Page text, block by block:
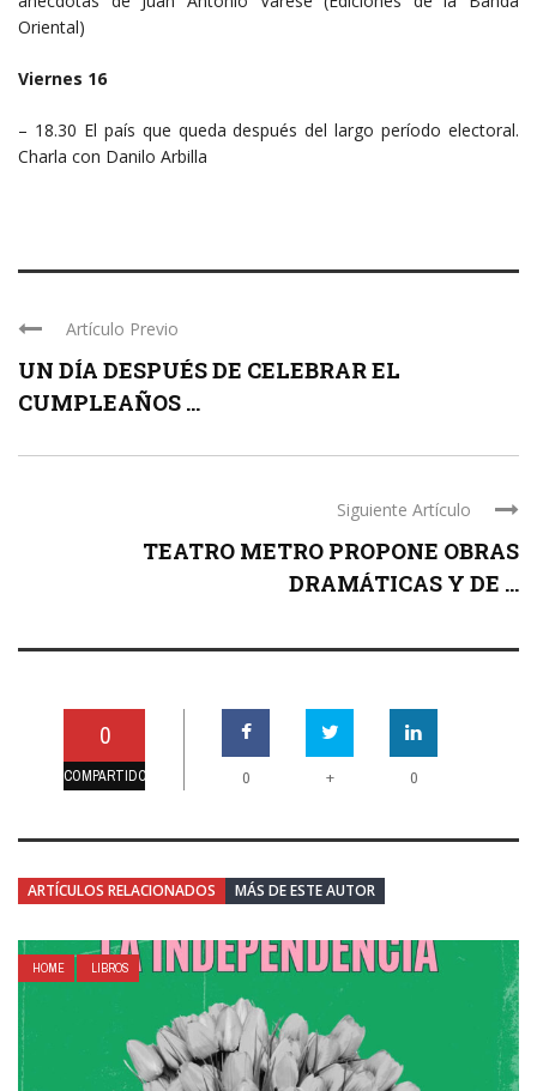
Oriental)
Viernes 16
– 18.30 El país que queda después del largo período electoral.
Charla con Danilo Arbilla
Artículo Previo
UN DÍA DESPUÉS DE CELEBRAR EL
CUMPLEAÑOS ...
Siguiente Artículo
TEATRO METRO PROPONE OBRAS
DRAMÁTICAS Y DE ...
0
COMPARTIDO 0 + 0
ARTÍCULOS RELACIONADOS MÁS DE ESTE AUTOR
HOME LIBROS